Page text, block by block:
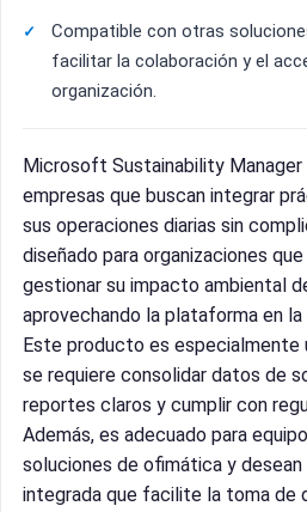
Compatible con otras
facilitar la colaboración y el
organización.
Microsoft Sustainability Manager
empresas que buscan integrar
sus operaciones diarias sin
diseñado para organizaciones
gestionar su impacto ambiental
aprovechando la plataforma en la
Este producto es especialmente
se requiere consolidar datos de
reportes claros y cumplir con
Además, es adecuado para
soluciones de ofimática y desean
integrada que facilite la toma de